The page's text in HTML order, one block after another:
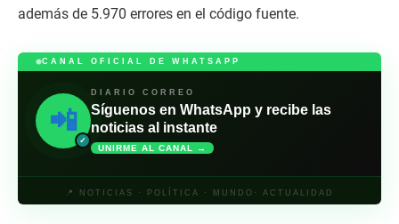
además de 5.970 errores en el código fuente.
CANAL OFICIAL DE WHATSAPP
📲
✓
DIARIO CORREO
Síguenos en WhatsApp y recibe las
noticias al instante
UNIRME AL CANAL →
📍 NOTICIAS · POLÍTICA · MUNDO· ACTUALIDAD